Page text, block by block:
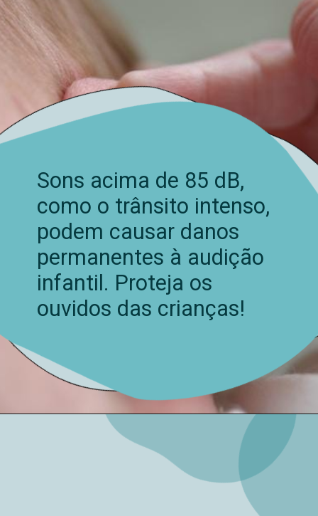
Sons acima de 85 dB,
como o trânsito intenso,
podem causar danos
permanentes à audição
infantil. Proteja os
ouvidos das crianças!